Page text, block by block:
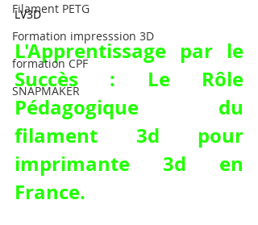
Filament PETG
Formation impresssion 3D
formation CPF
SNAPMAKER
LV3D
L'Apprentissage par le
Succès : Le Rôle
filament 3d pour
imprimante 3d en
France.